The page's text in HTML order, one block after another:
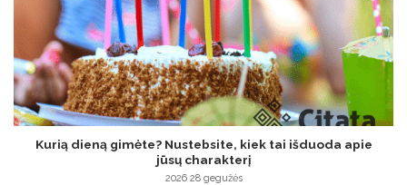
Kurią dieną gimėte? Nustebsite, kiek tai išduoda apie
jūsų charakterį
2026 28 gegužės